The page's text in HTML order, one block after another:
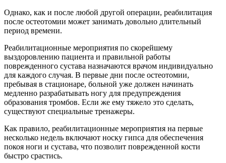
Однако, как и после любой другой операции, реабилитация
после остеотомии может занимать довольно длительный
период времени.
Реабилитационные мероприятия по скорейшему
выздоровлению пациента и правильной работы
поврежденного сустава назначаются врачом индивидуально
для каждого случая. В первые дни после остеотомии,
пребывая в стационаре, больной уже должен начинать
медленно разрабатывать ногу для предупреждения
образования тромбов. Если же ему тяжело это сделать,
существуют специальные тренажеры.
Как правило, реабилитационные мероприятия на первые
несколько недель включают носку гипса для обеспечения
покоя ноги и сустава, что позволит поврежденной кости
быстро срастись.